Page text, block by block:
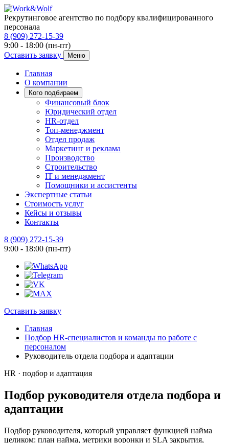
Рекрутинговое агентство по подбору квалифицированного
персонала
8 (909) 272-15-39
9:00 - 18:00 (пн-пт)
Оставить заявку
Меню
Главная
О компании
Кого подбираем
Финансовый блок
Юридический отдел
HR-отдел
Топ-менеджмент
Отдел продаж
Маркетинг и реклама
Производство
Строительство
IT и менеджмент
Помощники и ассистенты
Экспертные статьи
Стоимость услуг
Кейсы и отзывы
Контакты
8 (909) 272-15-39
9:00 - 18:00 (пн-пт)
Оставить заявку
Главная
Подбор HR-специалистов и команды по работе с
персоналом
Руководитель отдела подбора и адаптации
HR · подбор и адаптация
Подбор руководителя отдела подбора и
адаптации
Подбор руководителя, который управляет функцией найма
целиком: план найма, метрики воронки и SLA закрытия,